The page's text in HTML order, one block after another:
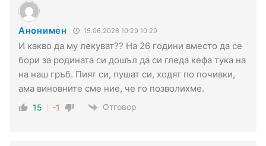
Анонимен 15.06.2026 10:29 10:29
И какво да му лекуват?? На 26 години вместо да се
бори за родината си дошъл да си гледа кефа тука на
на наш гръб. Пият си, пушат си, ходят по почивки,
ама виновните сме ние, че го позволихме.
15 -1 Отговор